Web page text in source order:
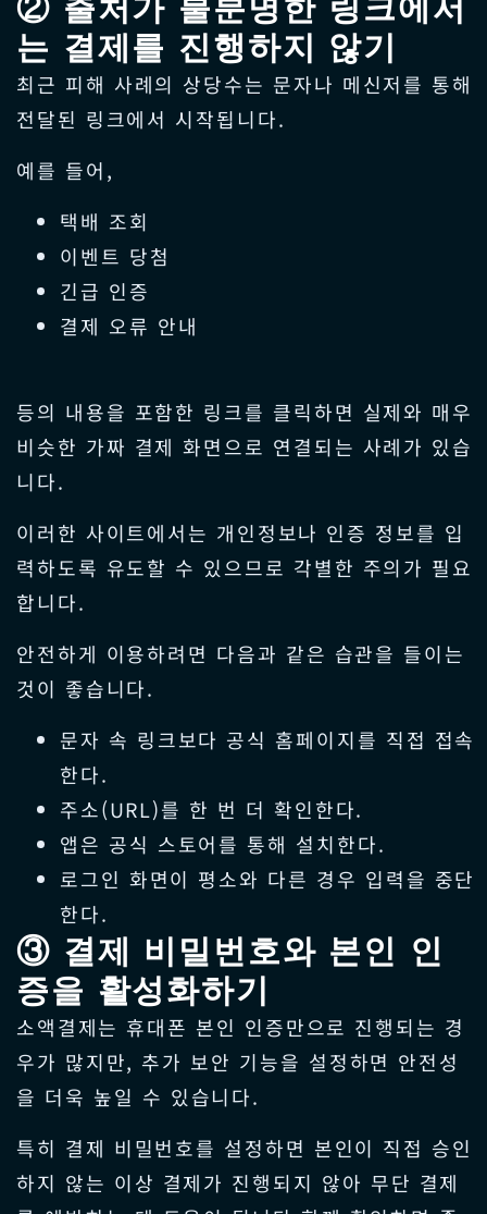
는 결제를 진행하지 않기
최근 피해 사례의 상당수는 문자나 메신저를 통해
전달된 링크에서 시작됩니다.
예를 들어,
택배 조회
이벤트 당첨
긴급 인증
결제 오류 안내
등의 내용을 포함한 링크를 클릭하면 실제와 매우
비슷한 가짜 결제 화면으로 연결되는 사례가 있습
니다.
이러한 사이트에서는 개인정보나 인증 정보를 입
력하도록 유도할 수 있으므로 각별한 주의가 필요
합니다.
안전하게 이용하려면 다음과 같은 습관을 들이는
것이 좋습니다.
문자 속 링크보다 공식 홈페이지를 직접 접속
한다.
주소(URL)를 한 번 더 확인한다.
앱은 공식 스토어를 통해 설치한다.
로그인 화면이 평소와 다른 경우 입력을 중단
한다.
③ 결제 비밀번호와 본인 인
증을 활성화하기
소액결제는 휴대폰 본인 인증만으로 진행되는 경
우가 많지만, 추가 보안 기능을 설정하면 안전성
을 더욱 높일 수 있습니다.
특히 결제 비밀번호를 설정하면 본인이 직접 승인
하지 않는 이상 결제가 진행되지 않아 무단 결제